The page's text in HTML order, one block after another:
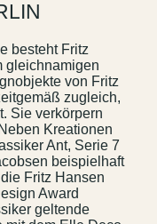
besteht Fritz
gleichnamigen
von Fritz
zugleich,
Sie verkörpern
Kreationen
Ant, Serie 7
beispielhaft
Fritz Hansen
Award
geltende